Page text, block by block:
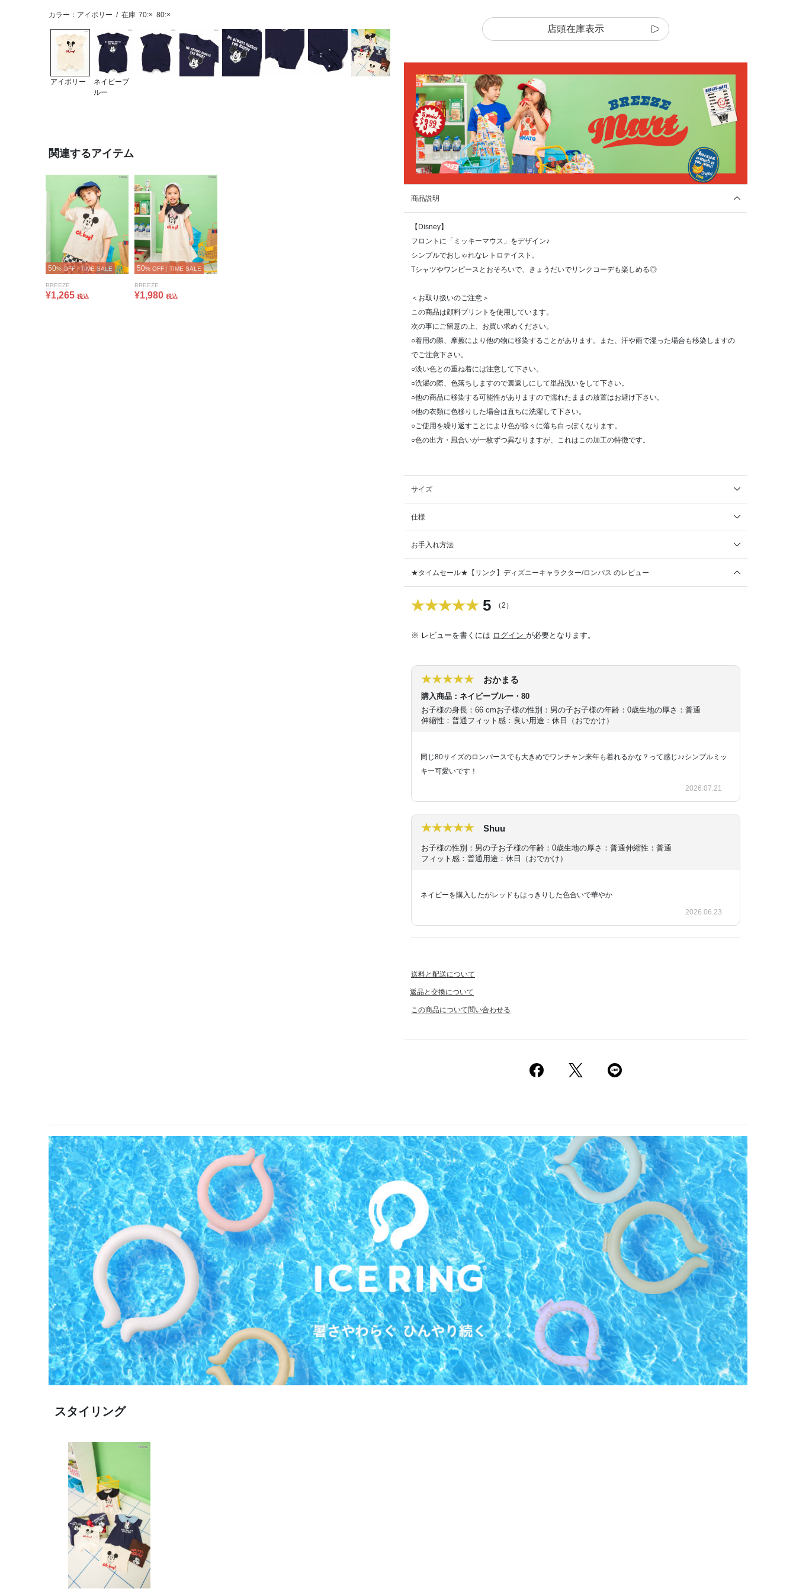
カラー：アイボリー / 在庫 70:× 80:×
アイボリー
ネイビーブ
ルー
関連するアイテム
50% OFF | TIME SALE
BREEZE
¥1,265 税込
50% OFF | TIME SALE
BREEZE
¥1,980 税込
店頭在庫表示
商品説明
【Disney】
フロントに「ミッキーマウス」をデザイン♪
シンプルでおしゃれなレトロテイスト。
Tシャツやワンピースとおそろいで、きょうだいでリンクコーデも楽しめる◎
＜お取り扱いのご注意＞
この商品は顔料プリントを使用しています。
次の事にご留意の上、お買い求めください。
○着用の際、摩擦により他の物に移染することがあります。また、汗や雨で湿った場合も移染しますの
でご注意下さい。
○淡い色との重ね着には注意して下さい。
○洗濯の際、色落ちしますので裏返しにして単品洗いをして下さい。
○他の商品に移染する可能性がありますので濡れたままの放置はお避け下さい。
○他の衣類に色移りした場合は直ちに洗濯して下さい。
○ご使用を繰り返すことにより色が徐々に落ち白っぽくなります。
○色の出方・風合いが一枚ずつ異なりますが、これはこの加工の特徴です。
サイズ
仕様
お手入れ方法
★タイムセール★【リンク】ディズニーキャラクター/ロンパス のレビュー
5 （2）
※ レビューを書くには ログイン が必要となります。
おかまる
購入商品：ネイビーブルー・80
お子様の身長：66 cmお子様の性別：男の子お子様の年齢：0歳生地の厚さ：普通
伸縮性：普通フィット感：良い用途：休日（おでかけ）
同じ80サイズのロンパースでも大きめでワンチャン来年も着れるかな？って感じ♪♪シンプルミッ
キー可愛いです！
2026.07.21
Shuu
お子様の性別：男の子お子様の年齢：0歳生地の厚さ：普通伸縮性：普通
フィット感：普通用途：休日（おでかけ）
ネイビーを購入したがレッドもはっきりした色合いで華やか
2026.06.23
送料と配送について
返品と交換について
この商品について問い合わせる
スタイリング